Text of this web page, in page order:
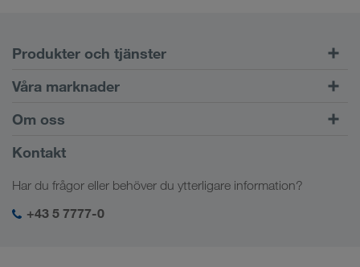
Produkter och tjänster
Vägtransport
Kundportalen CONNECT
Digitala lösningar
Branschlösningar
Våra marknader
Europa
Kaukasus
Centralasien
Mellanöstern
Om oss
Företagsinformation
Socialt ansvar
SHEQ-management
Kontakt
Har du frågor eller behöver du ytterligare information?
+43 5 7777-0